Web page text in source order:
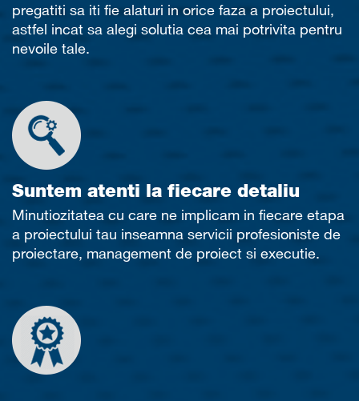
pregatiti sa iti fie alaturi in orice faza a proiectului,
astfel incat sa alegi solutia cea mai potrivita pentru
nevoile tale.
Suntem atenti la fiecare detaliu
Minutiozitatea cu care ne implicam in fiecare etapa
a proiectului tau inseamna servicii profesioniste de
proiectare, management de proiect si executie.